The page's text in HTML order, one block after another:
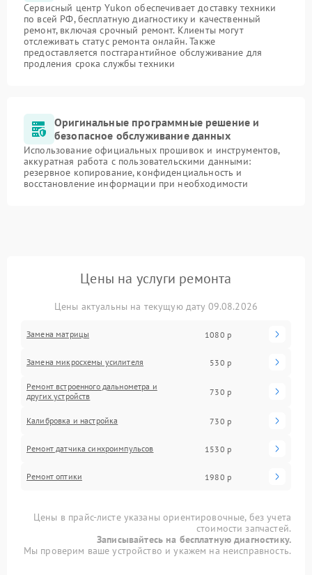
Сервисный центр Yukon обеспечивает доставку техники
по всей РФ, бесплатную диагностику и качественный
ремонт, включая срочный ремонт. Клиенты могут
отслеживать статус ремонта онлайн. Также
предоставляется постгарантийное обслуживание для
продления срока службы техники
Оригинальные программные решение и
безопасное обслуживание данных
Использование официальных прошивок и инструментов,
аккуратная работа с пользовательскими данными:
резервное копирование, конфиденциальность и
восстановление информации при необходимости
Цены на услуги ремонта
Цены актуальны на текущую дату 09.08.2026
Замена матрицы 1080 р
Замена микросхемы усилителя 530 р
Ремонт встроенного дальнометра и
других устройств
730 р
Калибровка и настройка 730 р
Ремонт датчика синхроимпульсов 1530 р
Ремонт оптики 1980 р
Цены в прайс-листе указаны ориентировочные, без учета
стоимости запчастей.
Записывайтесь на бесплатную диагностику.
Мы проверим ваше устройство и укажем на неисправность.